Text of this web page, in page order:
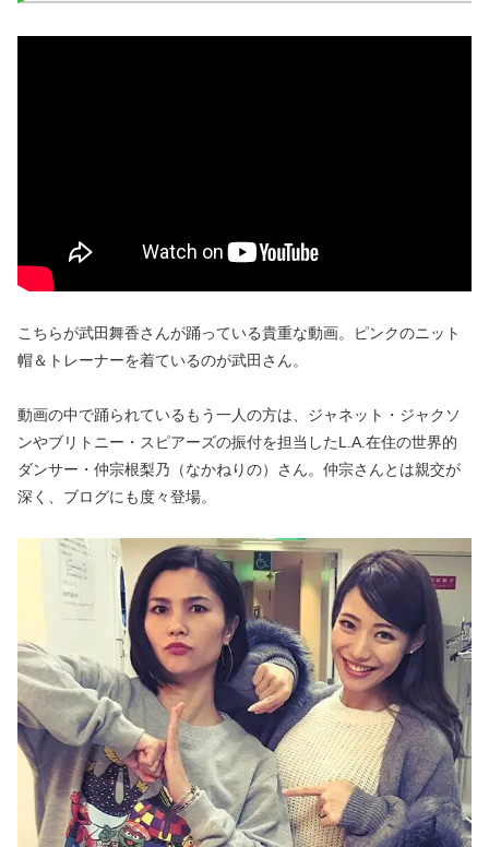
こちらが武田舞香さんが踊っている貴重な動画。ピンクのニット
帽＆トレーナーを着ているのが武田さん。
動画の中で踊られているもう一人の方は、ジャネット・ジャクソ
ンやブリトニー・スピアーズの振付を担当したL.A.在住の世界的
ダンサー・仲宗根梨乃（なかねりの）さん。仲宗さんとは親交が
深く、ブログにも度々登場。